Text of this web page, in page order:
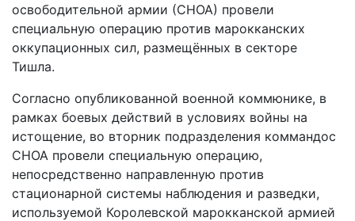
освободительной армии (СНОА) провели
специальную операцию против марокканских
оккупационных сил, размещённых в секторе
Тишла.
Согласно опубликованной военной коммюнике, в
рамках боевых действий в условиях войны на
истощение, во вторник подразделения коммандос
СНОА провели специальную операцию,
непосредственно направленную против
стационарной системы наблюдения и разведки,
используемой Королевской марокканской армией